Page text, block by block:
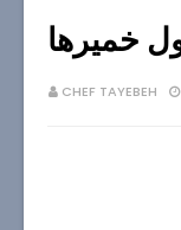
خميرها
CHEF TAYEBEH